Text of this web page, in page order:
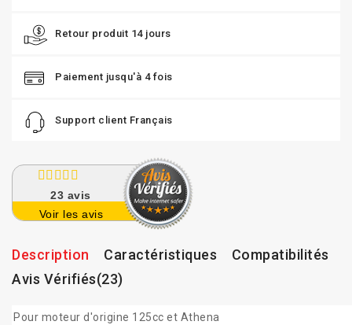
Retour produit 14 jours
Paiement jusqu'à 4 fois
Support client Français
23 avis
Voir les avis
Description Caractéristiques
Compatibilités
Avis Vérifiés(23)
Pour moteur d'origine 125cc et Athena